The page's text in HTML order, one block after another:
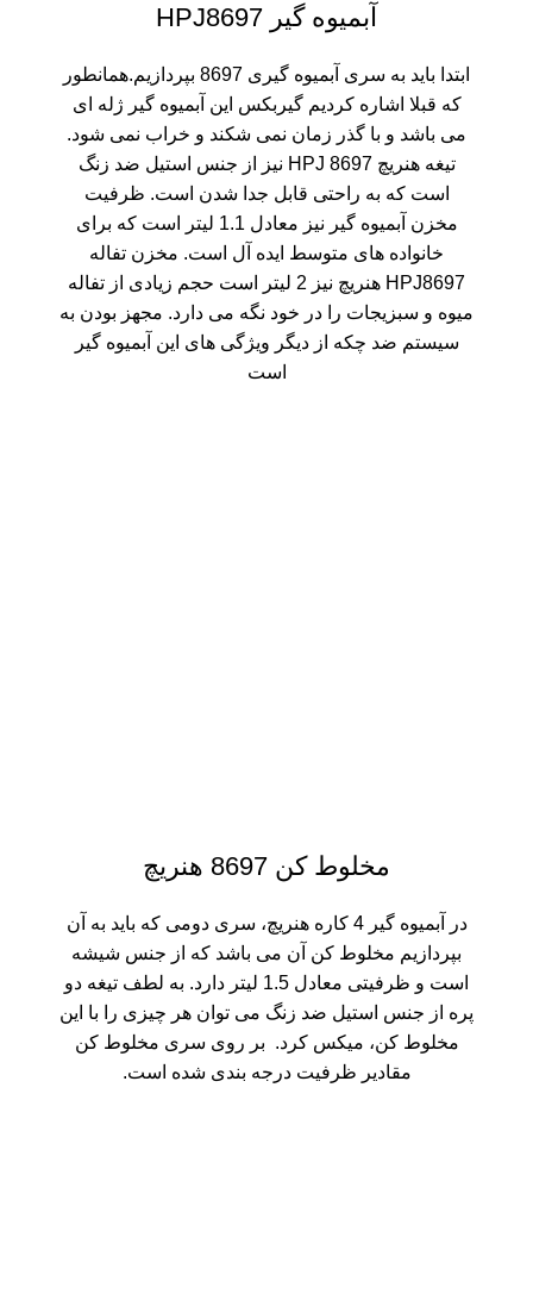
آبمیوه گیر HPJ8697
ابتدا باید به سری آبمیوه گیری 8697 بپردازیم.همانطور
که قبلا اشاره کردیم گیربکس این آبمیوه گیر ژله ای
می باشد و با گذر زمان نمی شکند و خراب نمی شود.
تیغه هنریچ HPJ 8697 نیز از جنس استیل ضد زنگ
است که به راحتی قابل جدا شدن است. ظرفیت
مخزن آبمیوه گیر نیز معادل 1.1 لیتر است که برای
خانواده های متوسط ایده آل است. مخزن تفاله
HPJ8697 هنریچ نیز 2 لیتر است حجم زیادی از تفاله
میوه و سبزیجات را در خود نگه می دارد. مجهز بودن به
سیستم ضد چکه از دیگر ویژگی های این آبمیوه گیر
است
مخلوط کن 8697 هنریچ
در آبمیوه گیر 4 کاره هنریچ، سری دومی که باید به آن
بپردازیم مخلوط کن آن می باشد که از جنس شیشه
است و ظرفیتی معادل 1.5 لیتر دارد. به لطف تیغه دو
پره از جنس استیل ضد زنگ می توان هر چیزی را با این
مخلوط کن، میکس کرد. بر روی سری مخلوط کن
مقادیر ظرفیت درجه بندی شده است.